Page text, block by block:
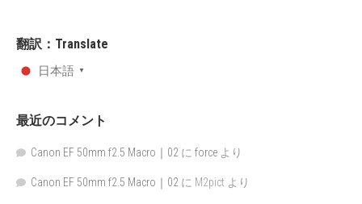
翻訳：Translate
日本語 ▼
最近のコメント
Canon EF 50mm f2.5 Macro｜02 に force より
Canon EF 50mm f2.5 Macro｜02 に M2pict より